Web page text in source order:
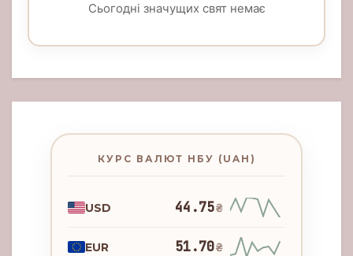
Сьогодні значущих свят немає
КУРС ВАЛЮТ НБУ (UAH)
USD 44.75₴
EUR 51.70₴